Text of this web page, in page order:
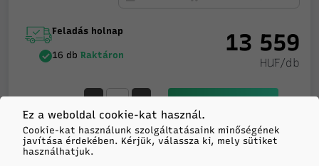
Feladás holnap
16 dbRaktáron 13 559
HUF/db
- +
Ez a weboldal cookie-kat használ.
Cookie-kat használunk szolgáltatásaink minőségének
javítása érdekében. Kérjük, válassza ki, mely sütiket
használhatjuk.